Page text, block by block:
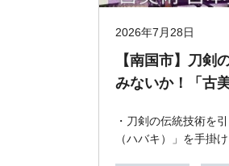
2026年7月28日
【南国市】刀剣
みないか！「古
・刀剣の伝統技術を
（ハバキ）」を手掛